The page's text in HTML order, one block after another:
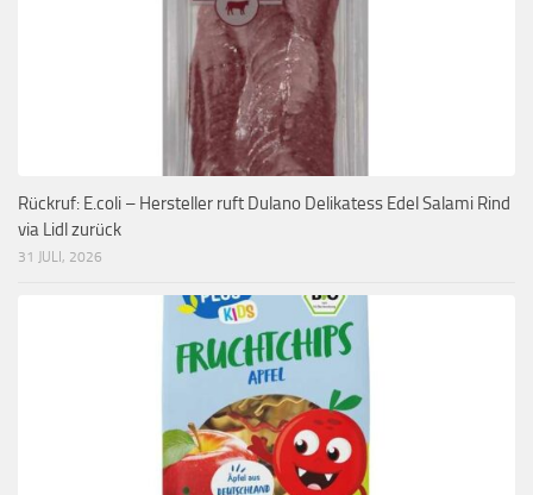
Rückruf: E.coli – Hersteller ruft Dulano Delikatess Edel Salami Rind
via Lidl zurück
31 JULI, 2026